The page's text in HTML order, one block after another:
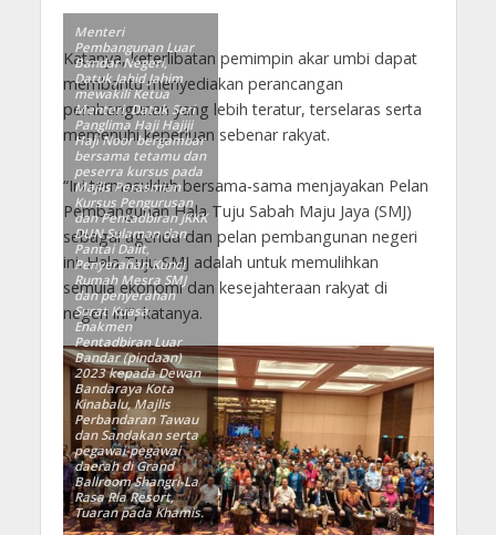
Katanya, keterlibatan pemimpin akar umbi dapat
membantu menyediakan perancangan
pembangunan yang lebih teratur, terselaras serta
memenuhi keperluan sebenar rakyat.
“Ini termasuklah bersama-sama menjayakan Pelan
Pembangunan Hala Tuju Sabah Maju Jaya (SMJ)
sebagai agenda dan pelan pembangunan negeri
ini. Hala Tuju SMJ adalah untuk memulihkan
semula ekonomi dan kesejahteraan rakyat di
negeri ini”, katanya.
Menteri
Pembangunan Luar
Bandar Negeri,
Datuk Jahid Jahim
mewakili Ketua
Menteri, Datuk Seri
Panglima Haji Hajiji
Haji Noor bergambar
bersama tetamu dan
peserra kursus pada
Majlis Perasmian
Kursus Pengurusan
dan Pentadbiran JKKK
DUN Sulaman dan
Pantai Dalit,
Penyerahan Kunci
Rumah Mesra SMJ
dan penyerahan
Surat Kuasa
Enakmen
Pentadbiran Luar
Bandar (pindaan)
2023 kepada Dewan
Bandaraya Kota
Kinabalu, Majlis
Perbandaran Tawau
dan Sandakan serta
pegawai-pegawai
daerah di Grand
Ballroom Shangri-La
Rasa Ria Resort,
Tuaran pada Khamis.